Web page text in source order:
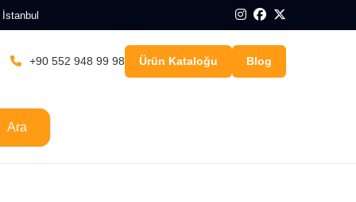
+90 552 948 99 98 Ürün Kataloğu Blog
Ara